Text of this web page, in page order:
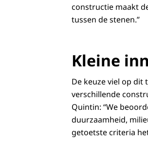
constructie maakt
tussen de stenen.”
Kleine
De keuze viel op
verschillende
Quintin: “We
duurzaamheid,
getoetste criteria